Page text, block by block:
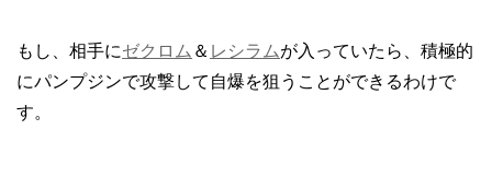
もし、相手にゼクロム ＆ レシラムが入っていたら、積極的
にパンプジンで攻撃して自爆を狙うことができるわけで
す。